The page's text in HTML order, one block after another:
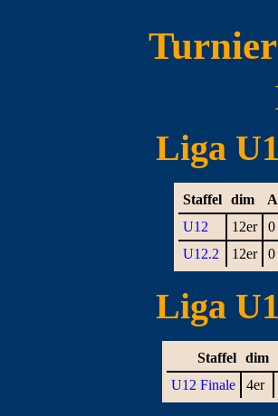
Liga
Staffel dim
U12
12er
0
U12.2
12er 0
Liga
Staffel dim
U12 Finale
4er